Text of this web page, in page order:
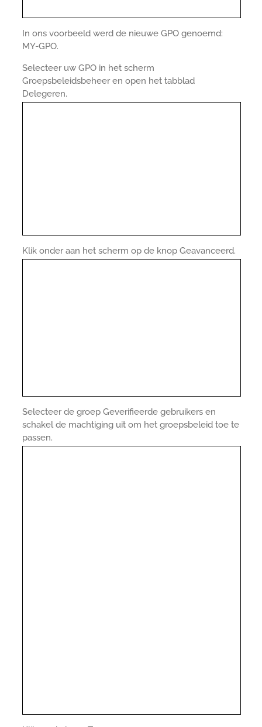
In ons voorbeeld werd de nieuwe GPO genoemd:
MY-GPO.
Selecteer uw GPO in het scherm
Groepsbeleidsbeheer en open het tabblad
Delegeren.
Klik onder aan het scherm op de knop Geavanceerd.
Selecteer de groep Geverifieerde gebruikers en
schakel de machtiging uit om het groepsbeleid toe te
passen.